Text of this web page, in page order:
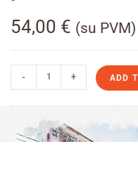
54,00 € (su PVM)
- + ADD